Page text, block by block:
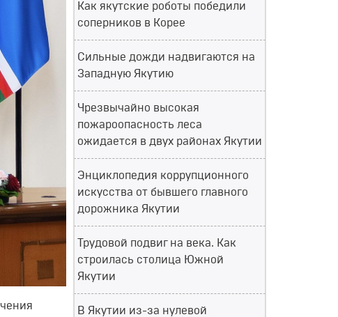
Как якутские роботы победили
соперников в Корее
Сильные дожди надвигаются на
Западную Якутию
Чрезвычайно высокая
пожароопасность леса
ожидается в двух районах Якутии
Энциклопедия коррупционного
искусства от бывшего главного
дорожника Якутии
Трудовой подвиг на века. Как
строилась столица Южной
Якутии
В Якутии из-за нулевой